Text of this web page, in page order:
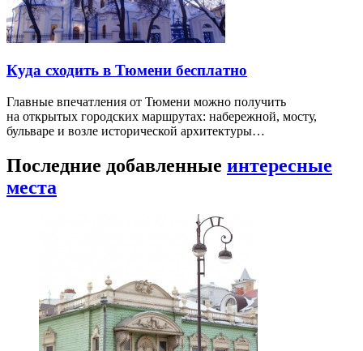
Куда сходить в Тюмени бесплатно
Главные впечатления от Тюмени можно получить
на открытых городских маршрутах: набережной, мосту,
бульваре и возле исторической архитектуры…
Последние добавленные интересные
места